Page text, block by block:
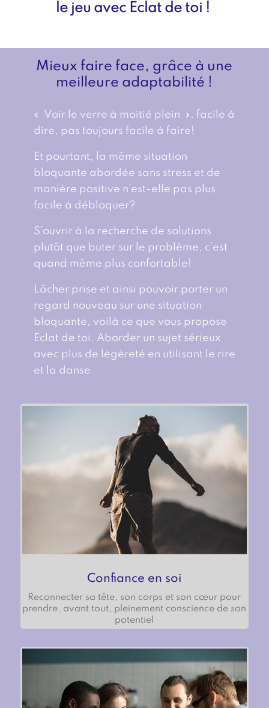
le jeu avec Eclat de toi !
Mieux faire face, grâce à une
meilleure adaptabilité !
« Voir le verre à moitié plein », facile à
dire, pas toujours facile à faire!
Et pourtant, la même situation
bloquante abordée sans stress et de
manière positive n’est-elle pas plus
facile à débloquer?
S’ouvrir à la recherche de solutions
plutôt que buter sur le problème, c’est
quand même plus confortable!
Lâcher prise et ainsi pouvoir porter un
regard nouveau sur une situation
bloquante, voilà ce que vous propose
Eclat de toi. Aborder un sujet sérieux
avec plus de légèreté en utilisant le rire
et la danse.
Confiance en soi
Reconnecter sa tête, son corps et son cœur pour
prendre, avant tout, pleinement conscience de son
potentiel